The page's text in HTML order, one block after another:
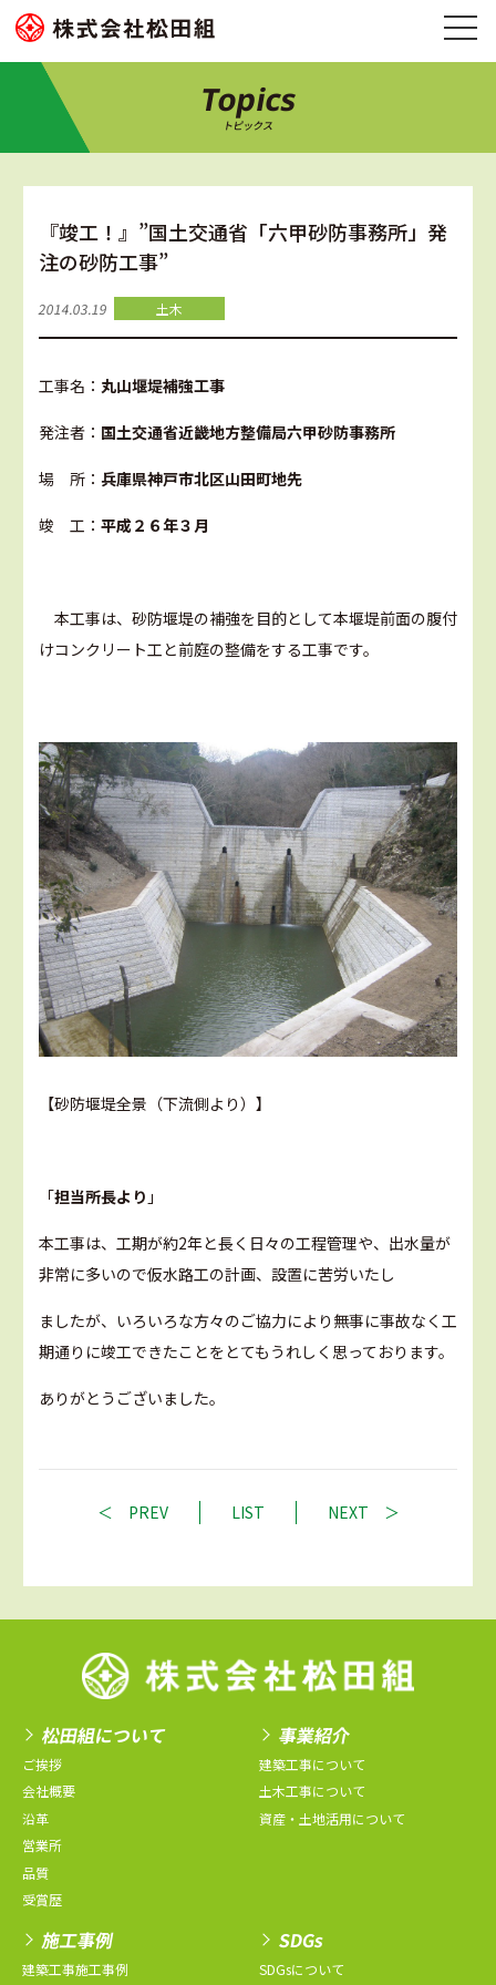
Topics
トピックス
『竣工！』”国土交通省「六甲砂防事務所」発
注の砂防工事”
2014.03.19 土木
工事名： 丸山堰堤補強工事
発注者： 国土交通省近畿地方整備局六甲砂防事務所
場 所： 兵庫県神戸市北区山田町地先
竣 工： 平成２６年３月
本工事は、砂防堰堤の補強を目的として本堰堤前面の腹付
けコンクリート工と前庭の整備をする工事です。
【砂防堰堤全景（下流側より）】
「担当所長より 」
本工事は、工期が約2年と長く日々の工程管理や、出水量が
非常に多いので仮水路工の計画、設置に苦労いたし
ましたが、いろいろな方々のご協力により無事に事故なく工
期通りに竣工できたことをとてもうれしく思っております。
ありがとうございました。
PREV LIST NEXT
松田組について
ご挨拶
会社概要
沿革
営業所
品質
受賞歴
事業紹介
建築工事について
土木工事について
資産・土地活用について
施工事例
建築工事施工事例
SDGs
SDGsについて